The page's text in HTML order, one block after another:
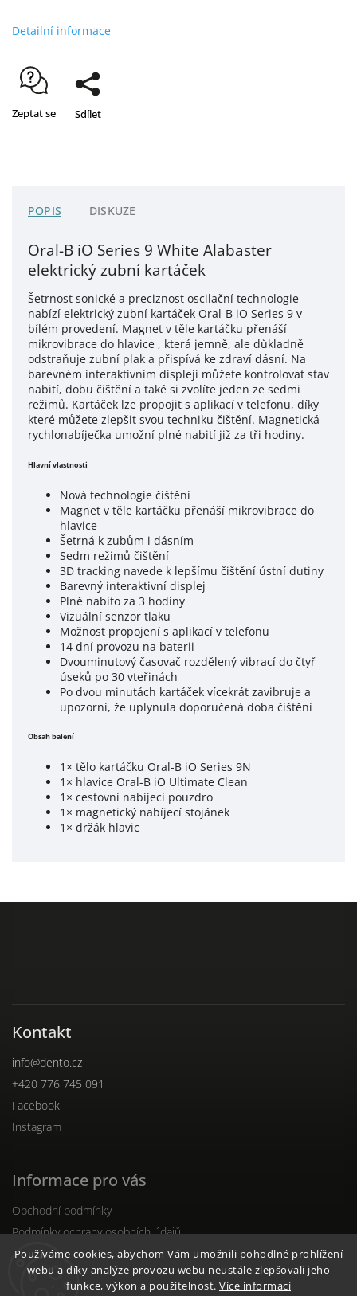
Používáme cookies, abychom Vám umožnili pohodlné prohlížení
webu a díky analýze provozu webu neustále zlepšovali jeho
funkce, výkon a použitelnost. Více informací
Detailní informace
Zeptat se Sdílet
POPIS DISKUZE
Oral-B iO Series 9 White Alabaster
elektrický zubní kartáček
Šetrnost sonické a preciznost oscilační technologie
nabízí elektrický zubní kartáček Oral-B iO Series 9 v
bílém provedení. Magnet v těle kartáčku přenáší
mikrovibrace do hlavice , která jemně, ale důkladně
odstraňuje zubní plak a přispívá ke zdraví dásní. Na
barevném interaktivním displeji můžete kontrolovat stav
nabití, dobu čištění a také si zvolíte jeden ze sedmi
režimů. Kartáček lze propojit s aplikací v telefonu, díky
které můžete zlepšit svou techniku čištění. Magnetická
rychlonabíječka umožní plné nabití již za tři hodiny.
Hlavní vlastnosti
Nová technologie čištění
Magnet v těle kartáčku přenáší mikrovibrace do
hlavice
Šetrná k zubům i dásním
Sedm režimů čištění
3D tracking navede k lepšímu čištění ústní dutiny
Barevný interaktivní displej
Plně nabito za 3 hodiny
Vizuální senzor tlaku
Možnost propojení s aplikací v telefonu
14 dní provozu na baterii
Dvouminutový časovač rozdělený vibrací do čtyř
úseků po 30 vteřinách
Po dvou minutách kartáček vícekrát zavibruje a
upozorní, že uplynula doporučená doba čištění
Obsah balení
1× tělo kartáčku Oral-B iO Series 9N
1× hlavice Oral-B iO Ultimate Clean
1× cestovní nabíjecí pouzdro
1× magnetický nabíjecí stojánek
1× držák hlavic
Kontakt
info@dento.cz
+420 776 745 091
Facebook
Instagram
Informace pro vás
Obchodní podmínky
Podmínky ochrany osobních údajů
Reklamační řád